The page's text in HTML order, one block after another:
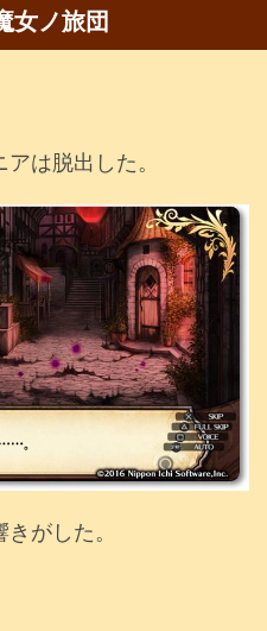
女ノ旅団
は脱出した。
がした。